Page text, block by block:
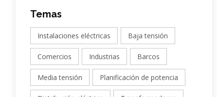
Temas
Instalaciones eléctricas Baja tensión
Comercios Industrias Barcos
Media tensión Planificación de potencia